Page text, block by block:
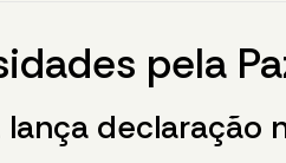
pela
lança declaração